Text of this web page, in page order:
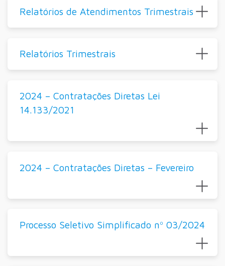
Relatórios de Atendimentos Trimestrais
Relatórios Trimestrais
2024 – Contratações Diretas Lei
14.133/2021
2024 – Contratações Diretas – Fevereiro
Processo Seletivo Simplificado nº 03/2024